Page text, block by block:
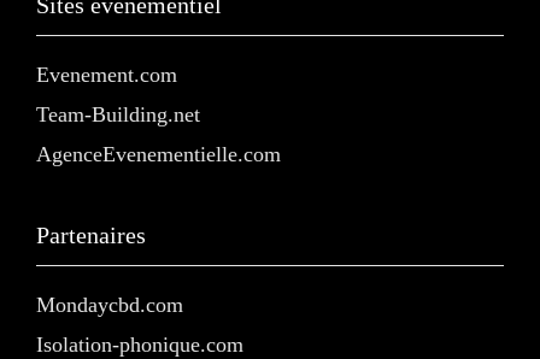
Evenement.com
Team-Building.net
AgenceEvenementielle.com
Partenaires
Mondaycbd.com
Isolation-phonique.com